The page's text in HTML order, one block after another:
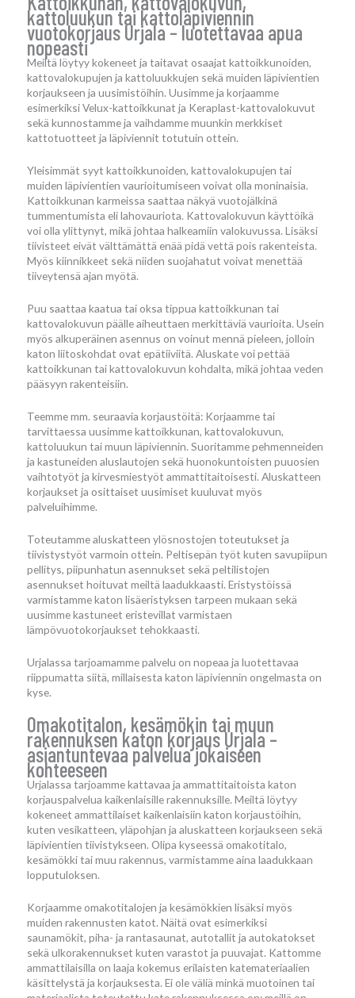
kattoluukun tai kattoläpiviennin
vuotokorjaus Urjala – luotettavaa apua
nopeasti
Meiltä löytyy kokeneet ja taitavat osaajat kattoikkunoiden,
kattovalokupujen ja kattoluukkujen sekä muiden läpivientien
korjaukseen ja uusimistöihin. Uusimme ja korjaamme
esimerkiksi Velux-kattoikkunat ja Keraplast-kattovalokuvut
sekä kunnostamme ja vaihdamme muunkin merkkiset
kattotuotteet ja läpiviennit totutuin ottein.
Yleisimmät syyt kattoikkunoiden, kattovalokupujen tai
muiden läpivientien vaurioitumiseen voivat olla moninaisia.
Kattoikkunan karmeissa saattaa näkyä vuotojälkinä
tummentumista eli lahovauriota. Kattovalokuvun käyttöikä
voi olla ylittynyt, mikä johtaa halkeamiin valokuvussa. Lisäksi
tiivisteet eivät välttämättä enää pidä vettä pois rakenteista.
Myös kiinnikkeet sekä niiden suojahatut voivat menettää
tiiveytensä ajan myötä.
Puu saattaa kaatua tai oksa tippua kattoikkunan tai
kattovalokuvun päälle aiheuttaen merkittäviä vaurioita. Usein
myös alkuperäinen asennus on voinut mennä pieleen, jolloin
katon liitoskohdat ovat epätiiviitä. Aluskate voi pettää
kattoikkunan tai kattovalokuvun kohdalta, mikä johtaa veden
pääsyyn rakenteisiin.
Teemme mm. seuraavia korjaustöitä: Korjaamme tai
tarvittaessa uusimme kattoikkunan, kattovalokuvun,
kattoluukun tai muun läpiviennin. Suoritamme pehmenneiden
ja kastuneiden aluslautojen sekä huonokuntoisten puuosien
vaihtotyöt ja kirvesmiestyöt ammattitaitoisesti. Aluskatteen
korjaukset ja osittaiset uusimiset kuuluvat myös
palveluihimme.
Toteutamme aluskatteen ylösnostojen toteutukset ja
tiivistystyöt varmoin ottein. Peltisepän työt kuten savupiipun
pellitys, piipunhatun asennukset sekä peltilistojen
asennukset hoituvat meiltä laadukkaasti. Eristystöissä
varmistamme katon lisäeristyksen tarpeen mukaan sekä
uusimme kastuneet eristevillat varmistaen
lämpövuotokorjaukset tehokkaasti.
Urjalassa tarjoamamme palvelu on nopeaa ja luotettavaa
riippumatta siitä, millaisesta katon läpiviennin ongelmasta on
kyse.
Omakotitalon, kesämökin tai muun
rakennuksen katon korjaus Urjala –
asiantuntevaa palvelua jokaiseen
kohteeseen
Urjalassa tarjoamme kattavaa ja ammattitaitoista katon
korjauspalvelua kaikenlaisille rakennuksille. Meiltä löytyy
kokeneet ammattilaiset kaikenlaisiin katon korjaustöihin,
kuten vesikatteen, yläpohjan ja aluskatteen korjaukseen sekä
läpivientien tiivistykseen. Olipa kyseessä omakotitalo,
kesämökki tai muu rakennus, varmistamme aina laadukkaan
lopputuloksen.
Korjaamme omakotitalojen ja kesämökkien lisäksi myös
muiden rakennusten katot. Näitä ovat esimerkiksi
saunamökit, piha- ja rantasaunat, autotallit ja autokatokset
sekä ulkorakennukset kuten varastot ja puuvajat. Kattomme
ammattilaisilla on laaja kokemus erilaisten katemateriaalien
käsittelystä ja korjauksesta. Ei ole väliä minkä muotoinen tai